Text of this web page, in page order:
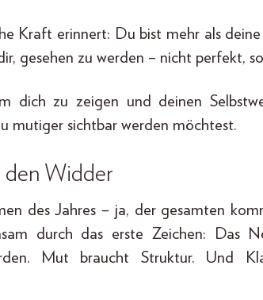
Kraft erinnert: Du bist mehr als
gesehen zu werden – nicht perfekt,
dich zu zeigen und deinen
mutiger sichtbar werden möchtest.
den Widder
des Jahres – ja, der gesamten
durch das erste Zeichen: Das
Mut braucht Struktur. Und